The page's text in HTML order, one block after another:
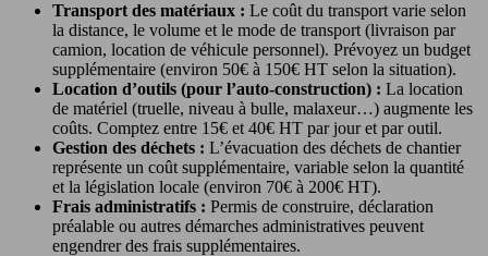
Transport des matériaux : Le coût du transport varie selon
la distance, le volume et le mode de transport (livraison par
camion, location de véhicule personnel). Prévoyez un budget
supplémentaire (environ 50€ à 150€ HT selon la situation).
Location d’outils (pour l’auto-construction) : La location
de matériel (truelle, niveau à bulle, malaxeur…) augmente les
coûts. Comptez entre 15€ et 40€ HT par jour et par outil.
Gestion des déchets : L’évacuation des déchets de chantier
représente un coût supplémentaire, variable selon la quantité
et la législation locale (environ 70€ à 200€ HT).
Frais administratifs : Permis de construire, déclaration
préalable ou autres démarches administratives peuvent
engendrer des frais supplémentaires.